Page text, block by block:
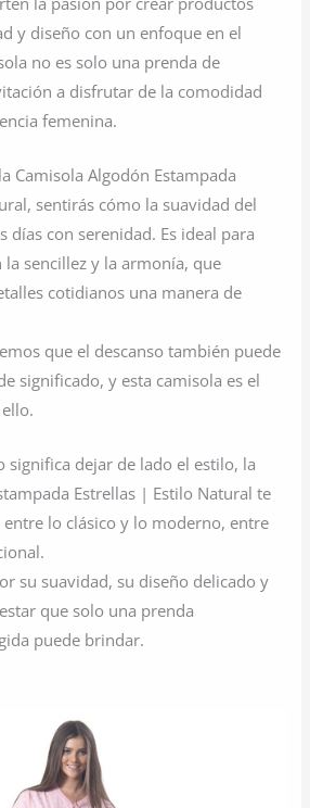
y diseño con un enfoque en el
no es solo una prenda de
a disfrutar de la comodidad
femenina.
Camisola Algodón Estampada
sentirás cómo la suavidad del
días con serenidad. Es ideal para
sencillez y la armonía, que
cotidianos una manera de
que el descanso también puede
significado, y esta camisola es el
significa dejar de lado el estilo, la
Estrellas | Estilo Natural te
lo clásico y lo moderno, entre
su suavidad, su diseño delicado y
que solo una prenda
puede brindar.